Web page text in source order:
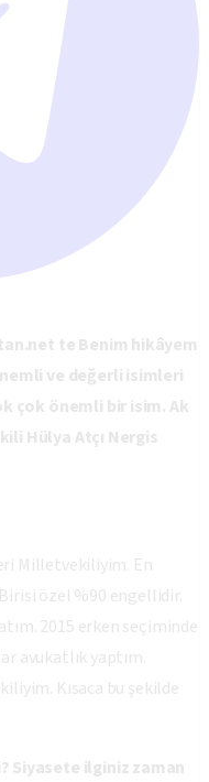
te Benim hikâyem
ve değerli isimleri
çok önemli bir isim. Ak
Hülya Atçı Nergis
Milletvekiliyim. En
özel %90 engellidir.
2015 erken seçiminde
avukatlık yaptım.
Kısaca bu şekilde
Siyasete ilginiz zaman